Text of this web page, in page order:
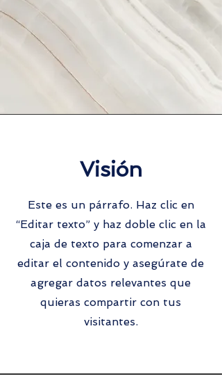
Visión
Este es un párrafo. Haz clic en
“Editar texto” y haz doble clic en la
caja de texto para comenzar a
editar el contenido y asegúrate de
agregar datos relevantes que
quieras compartir con tus
visitantes.